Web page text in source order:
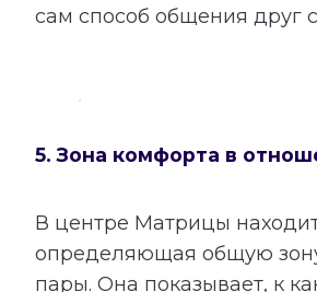
сам способ общения друг
5. Зона комфорта в
В центре Матрицы
определяющая общую
пары. Она показывает, к